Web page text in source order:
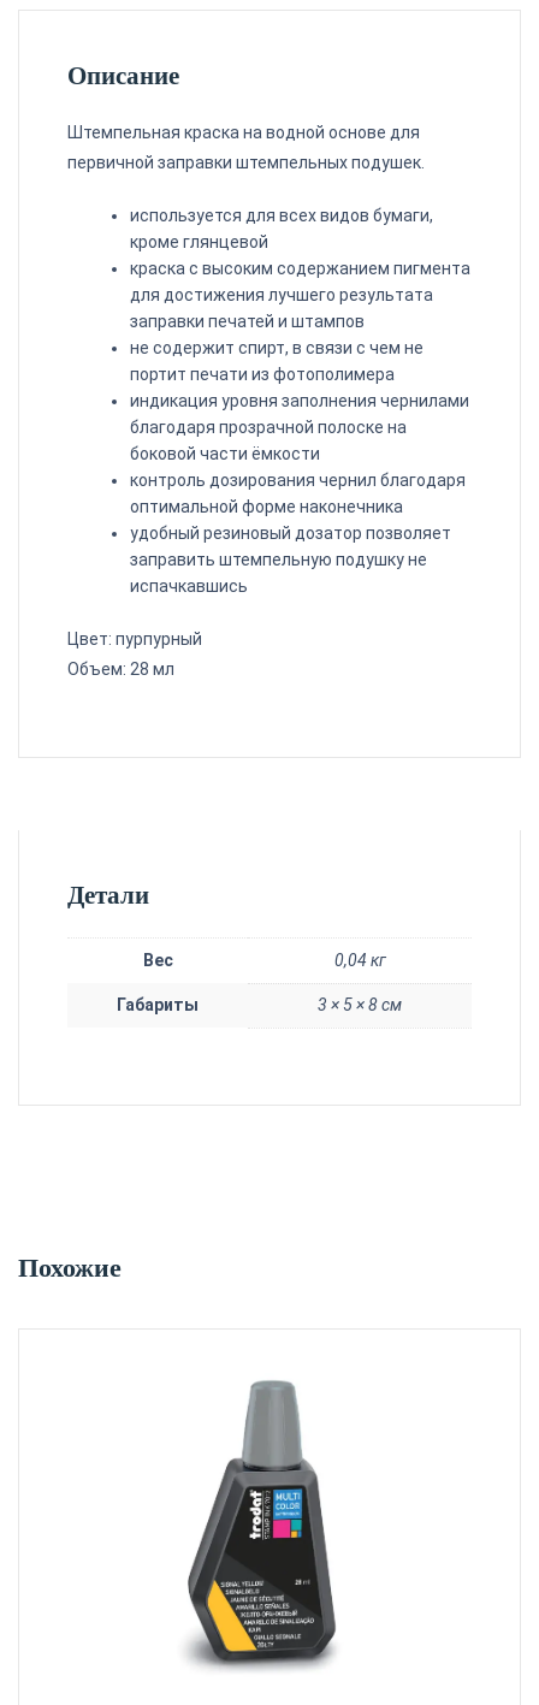
Описание
Штемпельная краска на водной основе для
первичной заправки штемпельных подушек.
используется для всех видов бумаги,
кроме глянцевой
краска с высоким содержанием пигмента
для достижения лучшего результата
заправкипечатей иштампов
не содержит спирт, в связи с чем не
портит печати из фотополимера
индикация уровня заполнения чернилами
благодаря прозрачной полоске на
боковой части ёмкости
контроль дозирования чернил благодаря
оптимальной форме наконечника
удобный резиновый дозатор позволяет
заправить штемпельную подушку не
испачкавшись
Цвет: пурпурный
Объем: 28 мл
Детали
Вес 0,04 кг
Габариты 3 × 5 × 8 см
Похожие